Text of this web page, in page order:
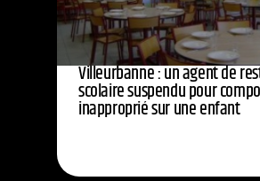
Villeurbanne : un agent de
scolaire suspendu pour
inapproprié sur une enfant